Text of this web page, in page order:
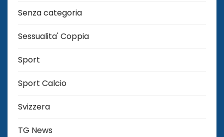
Senza categoria
Sessualita' Coppia
Sport
Sport Calcio
Svizzera
TG News